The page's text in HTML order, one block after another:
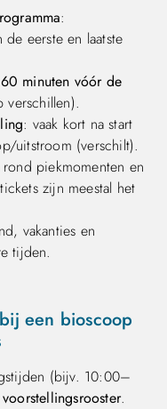
:
eerste en laatste
minuten vóór de
verschillen).
: vaak kort na start
uitstroom (verschilt).
piekmomenten en
zijn meestal het
vakanties en
tijden.
een bioscoop
(bijv. 10:00–
voorstellingsrooster.